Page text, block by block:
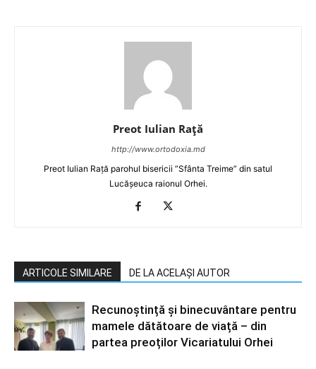
Preot Iulian Raţă
http://www.ortodoxia.md
Preot Iulian Rață parohul bisericii ”Sfânta Treime” din satul
Lucășeuca raionul Orhei.
ARTICOLE SIMILARE DE LA ACELAȘI AUTOR
Recunoștință și binecuvântare pentru
mamele dătătoare de viață – din
partea preoților Vicariatului Orhei